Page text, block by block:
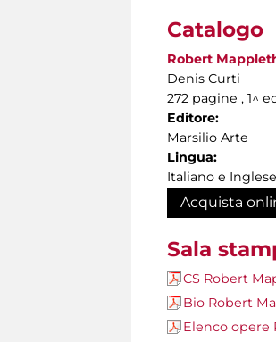
Catalogo
Robert
Denis Curti
272 pagine , 1^
Editore:
Marsilio Arte
Lingua:
Italiano e Inglese
Acquista
Sala
CS Robert
Bio Robert
Elenco opere